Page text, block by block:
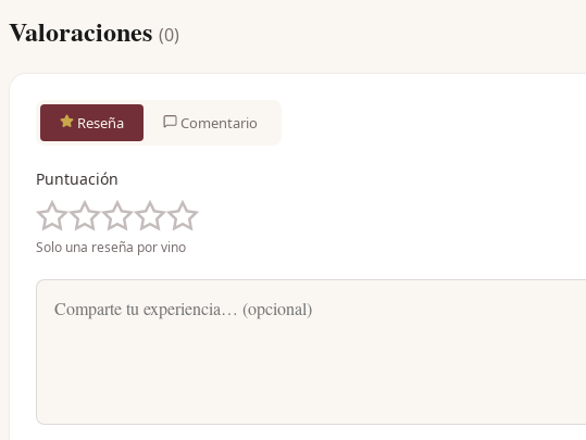
Valoraciones (0)
Reseña Comentario
Puntuación
Solo una reseña por vino